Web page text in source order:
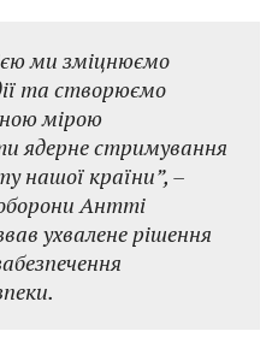
ми зміцнюємо
та створюємо
мірою
ядерне стримування
нашої країни”, –
Антті
ухвалене рішення